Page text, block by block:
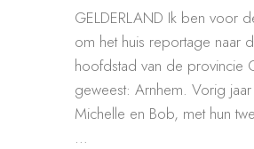
GELDERLAND Ik ben voor
om het huis reportage naar
hoofdstad van de provincie
geweest: Arnhem. Vorig jaar
Michelle en Bob, met hun
…